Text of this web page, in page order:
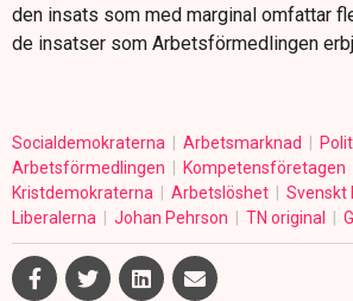
den insats som med marginal omfattar
de insatser som Arbetsförmedlingen
Socialdemokraterna Arbetsmarknad
Arbetsförmedlingen
Kompetensföretagen
Kristdemokraterna
Arbetslöshet
Svenskt
Liberalerna
Johan Pehrson TN original